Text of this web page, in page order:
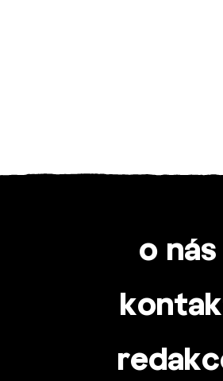
o nás